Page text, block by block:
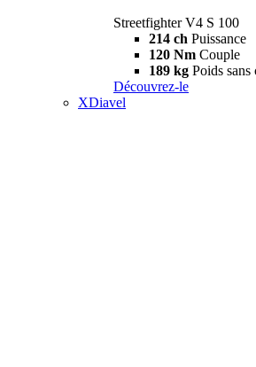
Streetfighter V4 S 100
214 ch Puissance
120 Nm Couple
189 kg Poids sans
Découvrez-le
XDiavel